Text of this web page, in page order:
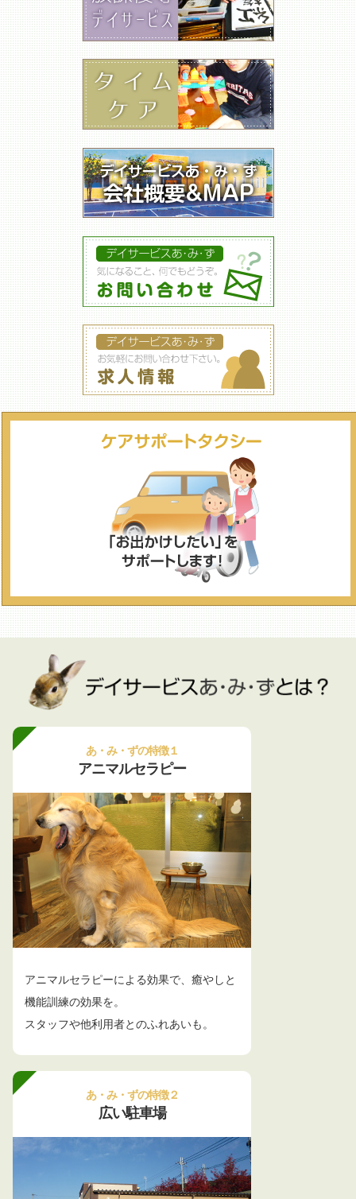
あ・み・ずの特徴１
アニマルセラピー
アニマルセラピーによる効果で、癒やしと
機能訓練の効果を。
スタッフや他利用者とのふれあいも。
あ・み・ずの特徴２
広い駐車場